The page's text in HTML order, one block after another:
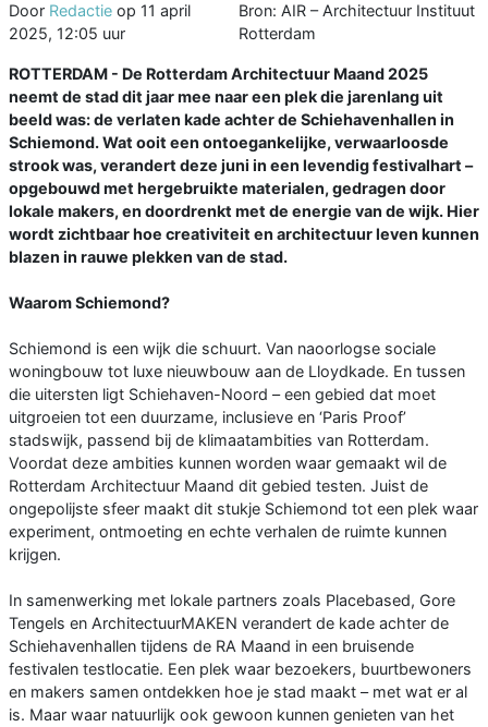
Door Redactie op 11 april
2025, 12:05 uur
Bron: AIR – Architectuur Instituut
Rotterdam
ROTTERDAM - De Rotterdam Architectuur Maand 2025
neemt de stad dit jaar mee naar een plek die jarenlang uit
beeld was: de verlaten kade achter de Schiehavenhallen in
Schiemond. Wat ooit een ontoegankelijke, verwaarloosde
strook was, verandert deze juni in een levendig festivalhart –
opgebouwd met hergebruikte materialen, gedragen door
lokale makers, en doordrenkt met de energie van de wijk. Hier
wordt zichtbaar hoe creativiteit en architectuur leven kunnen
blazen in rauwe plekken van de stad.
Waarom Schiemond?
Schiemond is een wijk die schuurt. Van naoorlogse sociale
woningbouw tot luxe nieuwbouw aan de Lloydkade. En tussen
die uitersten ligt Schiehaven-Noord – een gebied dat moet
uitgroeien tot een duurzame, inclusieve en ‘Paris Proof’
stadswijk, passend bij de klimaatambities van Rotterdam.
Voordat deze ambities kunnen worden waar gemaakt wil de
Rotterdam Architectuur Maand dit gebied testen. Juist de
ongepolijste sfeer maakt dit stukje Schiemond tot een plek waar
experiment, ontmoeting en echte verhalen de ruimte kunnen
krijgen.
In samenwerking met lokale partners zoals Placebased, Gore
Tengels en ArchitectuurMAKEN verandert de kade achter de
Schiehavenhallen tijdens de RA Maand in een bruisende
festivalen testlocatie. Een plek waar bezoekers, buurtbewoners
en makers samen ontdekken hoe je stad maakt – met wat er al
is. Maar waar natuurlijk ook gewoon kunnen genieten van het